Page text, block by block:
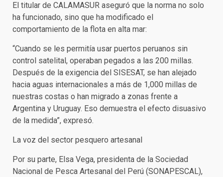
El titular de CALAMASUR aseguró que la norma no solo
ha funcionado, sino que ha modificado el
comportamiento de la flota en alta mar:
“Cuando se les permitía usar puertos peruanos sin
control satelital, operaban pegados a las 200 millas.
Después de la exigencia del SISESAT, se han alejado
hacia aguas internacionales a más de 1,000 millas de
nuestras costas o han migrado a zonas frente a
Argentina y Uruguay. Eso demuestra el efecto disuasivo
de la medida”, expresó.
La voz del sector pesquero artesanal
Por su parte, Elsa Vega, presidenta de la Sociedad
Nacional de Pesca Artesanal del Perú (SONAPESCAL),